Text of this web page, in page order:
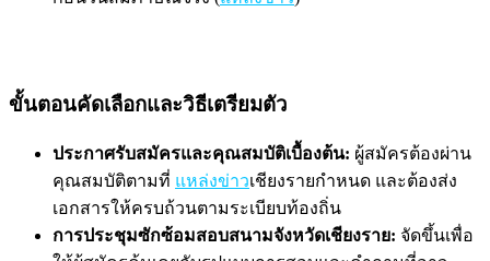
ขั้นตอนคัดเลือกและวิธีเตรียมตัว
ประกาศรับสมัครและคุณสมบัติเบื้องต้น: ผู้สมัครต้องผ่าน
คุณสมบัติตามที่ แหล่งข่าวเชียงรายกำหนด และต้องส่ง
เอกสารให้ครบถ้วนตามระเบียบท้องถิ่น
การประชุมซักซ้อมสอบสนามจังหวัดเชียงราย: จัดขึ้นเพื่อ